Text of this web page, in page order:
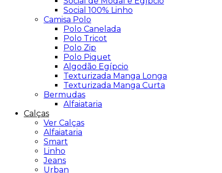
Social 100% Linho
Camisa Polo
Polo Canelada
Polo Tricot
Polo Zip
Polo Piquet
Algodão Egípcio
Texturizada Manga Longa
Texturizada Manga Curta
Bermudas
Alfaiataria
Calças
Ver Calças
Alfaiataria
Smart
Linho
Jeans
Urban